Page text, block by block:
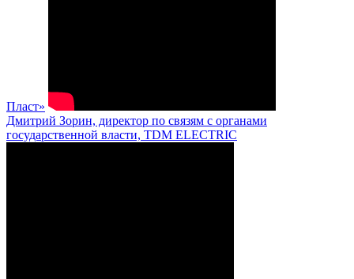
Пласт»
Дмитрий Зорин, директор по связям с органами
государственной власти, TDM ELECTRIC